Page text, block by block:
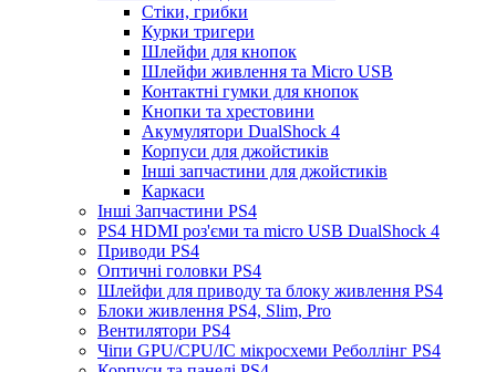
Стіки, грибки
Курки тригери
Шлейфи для кнопок
Шлейфи живлення та Micro USB
Контактні гумки для кнопок
Кнопки та хрестовини
Акумулятори DualShock 4
Корпуси для джойстиків
Інші запчастини для джойстиків
Каркаси
Інші Запчастини PS4
PS4 HDMI роз'єми та micro USB DualShock 4
Приводи PS4
Оптичні головки PS4
Шлейфи для приводу та блоку живлення PS4
Блоки живлення PS4, Slim, Pro
Вентилятори PS4
Чіпи GPU/CPU/IC мікросхеми Реболлінг PS4